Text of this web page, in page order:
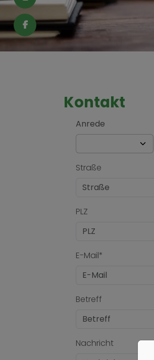
Kontakt
Anrede
Straße
PLZ
E-Mail*
Betreff
Nachricht
schließen